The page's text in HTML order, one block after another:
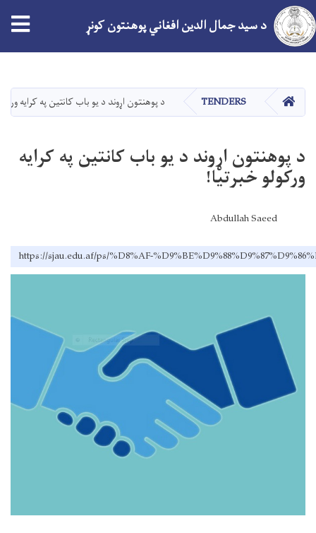
دانګل
د سید جمال الدین افغاني پوهنتون کونړ
کور TENDERS د پوهنتون اړوند د یو باب کانتین په کرايه
د پوهنتون اړوند د یو باب کانتین په کرايه
ورکولو خبرتيا!
Abdullah Saeed
https://sjau.edu.af/ps/%D8%AF-